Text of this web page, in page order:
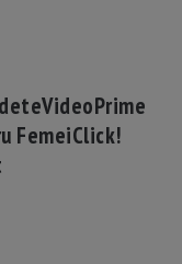
VideoPrime
FemeiClick!